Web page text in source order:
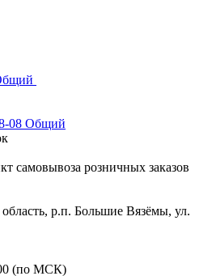
08 Общий
самовывоза розничных заказов
р.п. Большие Вязёмы, ул.
(по МСК)